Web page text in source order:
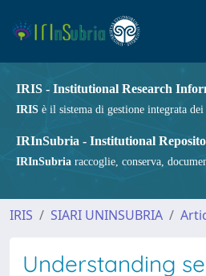
IRIS - Institutional Research
IRIS è il sistema di gestione integrata
IRInSubria - Institutional
IRInSubria raccoglie, conserva,
IRIS SIARI UNINSUBRIA
Understanding